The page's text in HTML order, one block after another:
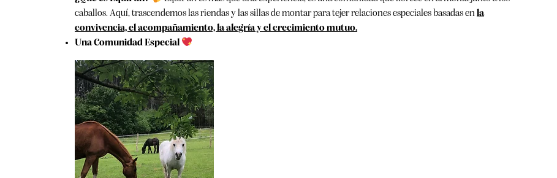
caballos. Aquí, trascendemos las riendas y las sillas de montar para tejer relaciones especiales basadas enla
convivencia, el acompañamiento, la alegría y el crecimiento mutuo.
Una Comunidad Especial